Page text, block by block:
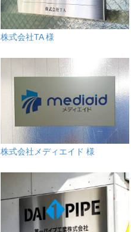
株式会社TA 様
株式会社メディエイド 様